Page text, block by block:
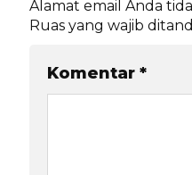
Alamat email Anda
Ruas yang wajib
Komentar *